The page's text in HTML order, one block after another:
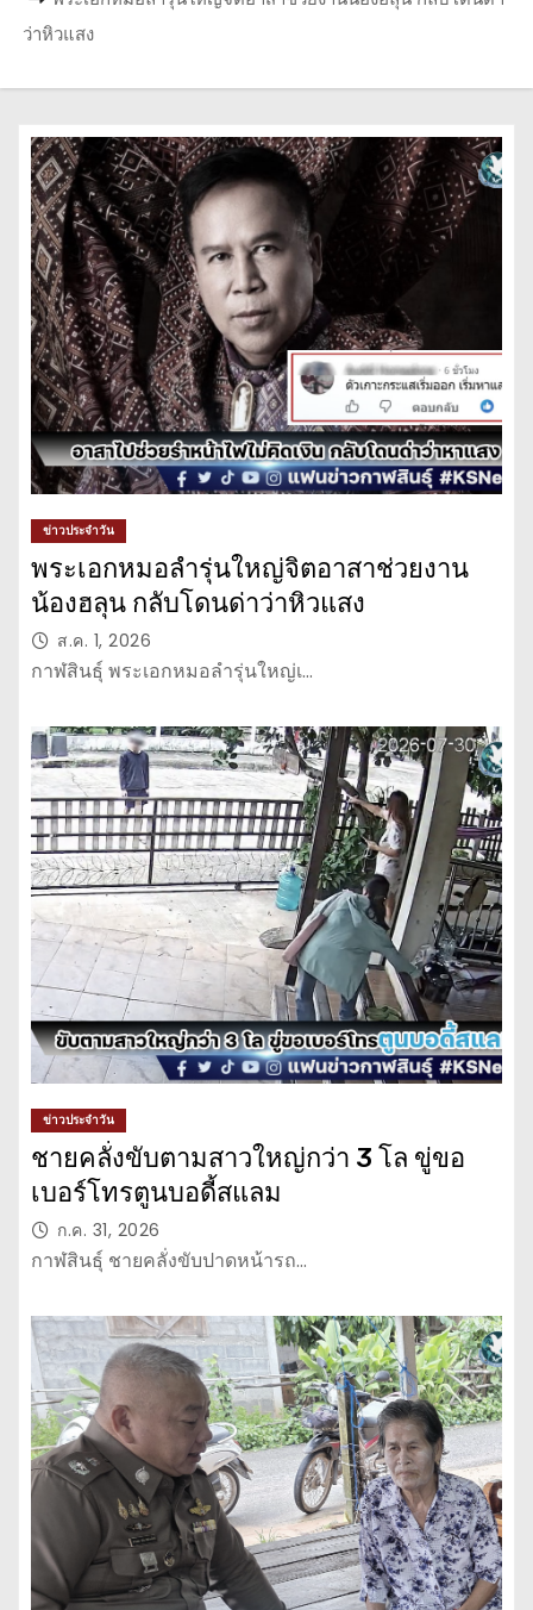
ว่าหิวแสง
ข่าวประจำวัน
พระเอกหมอลำรุ่นใหญ่จิตอาสาช่วยงาน
น้องฮลุน กลับโดนด่าว่าหิวแสง
ส.ค. 1, 2026
กาฬสินธุ์ พระเอกหมอลำรุ่นใหญ่เ…
ข่าวประจำวัน
ชายคลั่งขับตามสาวใหญ่กว่า 3 โล ขู่ขอ
เบอร์โทรตูนบอดี้สแลม
ก.ค. 31, 2026
กาฬสินธุ์ ชายคลั่งขับปาดหน้ารถ…